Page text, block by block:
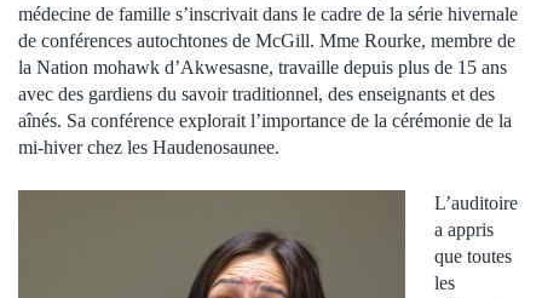
médecine de famille s’inscrivait dans le cadre de la série hivernale
de conférences autochtones de McGill. Mme Rourke, membre de
la Nation mohawk d’Akwesasne, travaille depuis plus de 15 ans
avec des gardiens du savoir traditionnel, des enseignants et des
aînés. Sa conférence explorait l’importance de la cérémonie de la
mi-hiver chez les Haudenosaunee.
L’auditoire
a appris
que toutes
les